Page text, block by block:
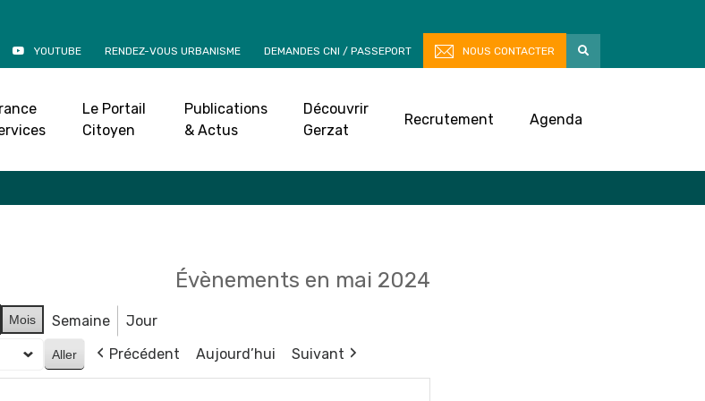
YOUTUBE RENDEZ-VOUS URBANISME DEMANDES CNI / PASSEPORT NOUS CONTACTER
Le Portail
Citoyen
Publications
& Actus
Découvrir
Gerzat
Recrutement Agenda
Accueil»Agenda
Évènements en mai 2024
Mois Semaine
Jour
Précédent Aujourd’hui Suivant